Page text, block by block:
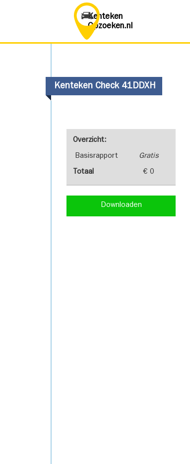
Kenteken
Opzoeken.nl
Kenteken Check 41DDXH
Overzicht:
Basisrapport Gratis
Totaal € 0
Downloaden